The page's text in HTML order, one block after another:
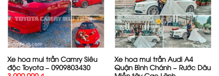
Xe hoa mui trần Camry Siêu
độc Toyota – 0909803430
Xe hoa mui trần Audi A4
Quận Bình Chánh – Rước Dâu